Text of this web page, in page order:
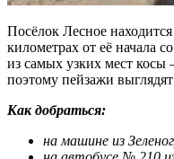
Посёлок Лесное
километрах от её начала
из самых узких мест косы
поэтому пейзажи
Как добраться:
на машине из